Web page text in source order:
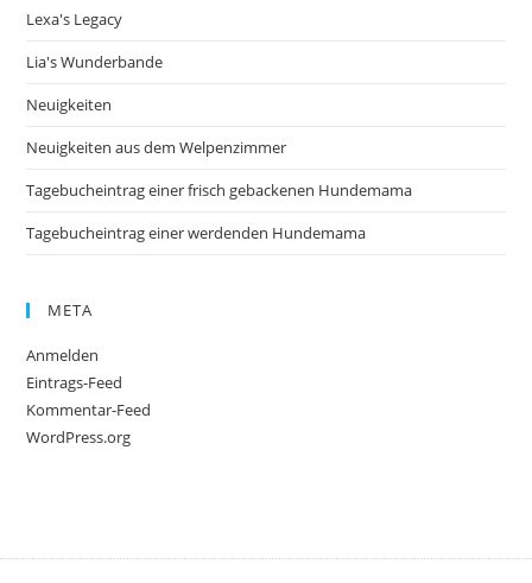
Lexa's Legacy
Lia's Wunderbande
Neuigkeiten
Neuigkeiten aus dem Welpenzimmer
Tagebucheintrag einer frisch gebackenen Hundemama
Tagebucheintrag einer werdenden Hundemama
META
Anmelden
Eintrags-Feed
Kommentar-Feed
WordPress.org